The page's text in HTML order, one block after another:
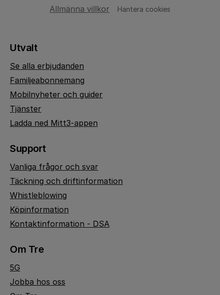
Allmänna villkor Hantera cookies
Utvalt
Se alla erbjudanden
Familjeabonnemang
Mobilnyheter och guider
Tjänster
Ladda ned Mitt3-appen
Support
Vanliga frågor och svar
Täckning och driftinformation
Whistleblowing
Köpinformation
Kontaktinformation - DSA
Om Tre
5G
Jobba hos oss